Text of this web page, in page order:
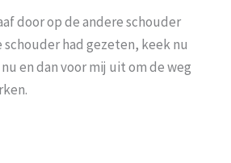
door op de andere schouder
had gezeten, keek nu
en dan voor mij uit om de weg